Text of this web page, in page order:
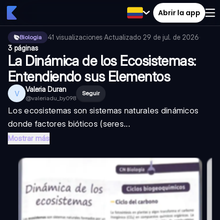
Abrir la app
Biologia 41 visualizaciones·Actualizado 29 de jul. de 2026·
3 páginas
La Dinámica de los Ecosistemas:
Entendiendo sus Elementos
V Valeria Duran
@valeriadu_by098
Seguir
Los ecosistemas son sistemas naturales dinámicos
donde factores bióticos (seres...
Mostrar más